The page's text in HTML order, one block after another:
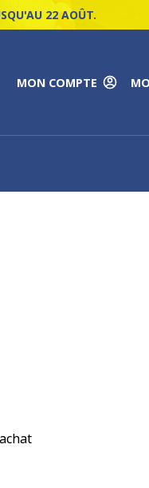
22 AOÛT.
MON COMPTE